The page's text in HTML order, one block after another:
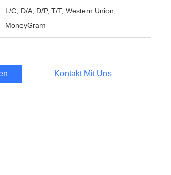
L/C, D/A, D/P, T/T, Western Union,
MoneyGram
Kontakt Mit Uns